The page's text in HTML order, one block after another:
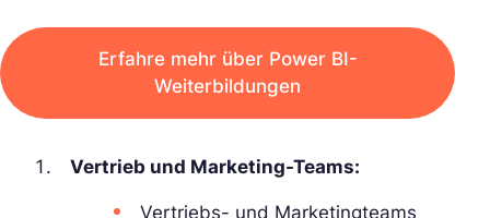
Erfahre mehr über Power BI-
Weiterbildungen
Vertrieb und Marketing-Teams:
Vertriebs- und Marketingteams